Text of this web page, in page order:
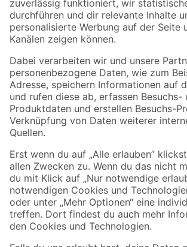
Zur Newsletter Anmeldung
Folge uns
Zahlungsarten Versandarten
Sicher einkaufen
Jetzt die toom-App herunterladen